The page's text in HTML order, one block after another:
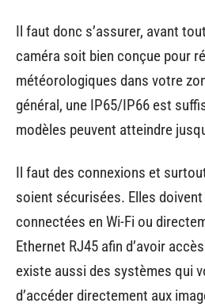
Il faut donc s’assurer, avant
caméra soit bien conçue pour
météorologiques dans votre
général, une IP65/IP66 est
modèles peuvent atteindre
Il faut des connexions et
soient sécurisées. Elles
connectées en Wi-Fi ou
Ethernet RJ45 afin d’avoir
existe aussi des systèmes qui
d’accéder directement aux